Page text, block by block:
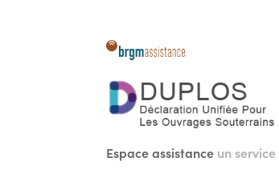
Espace assistance un